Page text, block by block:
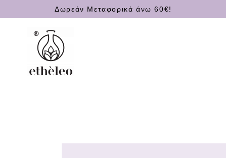
Δωρεάν Μεταφορικά άνω 60€!